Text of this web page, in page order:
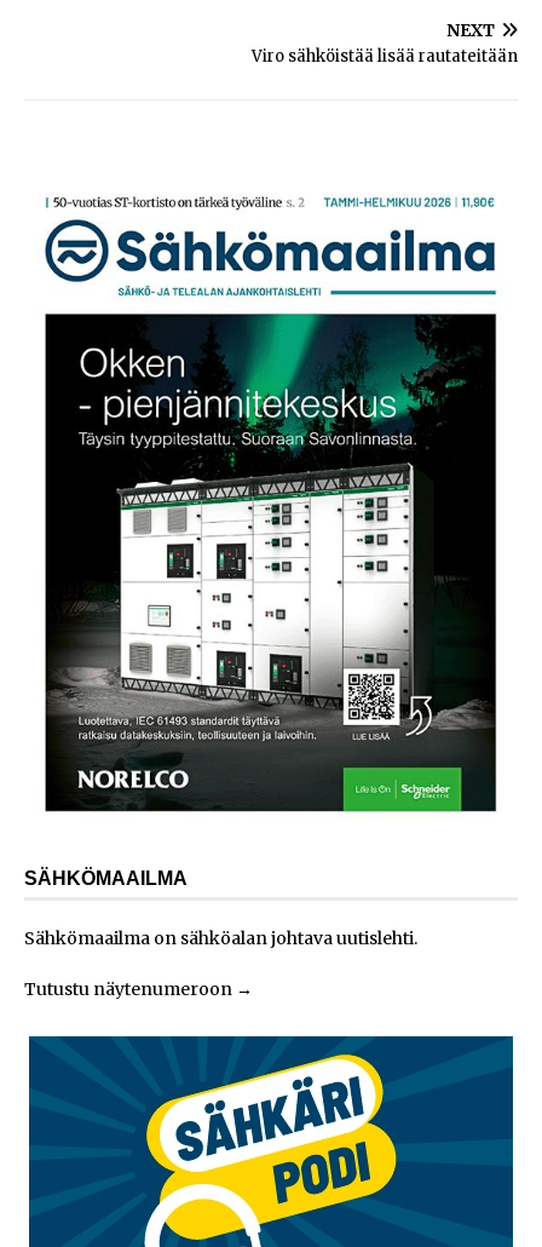
NEXT
Viro sähköistää lisää rautateitään
SÄHKÖMAAILMA
Sähkömaailma on sähköalan johtava uutislehti.
Tutustu näytenumeroon →